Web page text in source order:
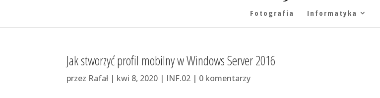
Fotografia Informatyka
Jak stworzyć profil mobilny w Windows Server 2016
przez Rafał| kwi 8, 2020 | INF.02 | 0 komentarzy